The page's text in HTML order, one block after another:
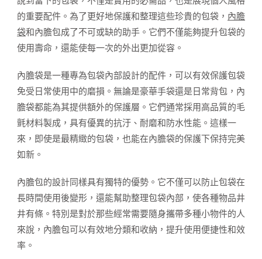
的重要配件。為了更好地保護和整理這些珍貴的包袋， 內膽
袋和內膽包成了不可或缺的助手。它們不僅能夠提升包袋的
使用壽命，還能使每一次的外出更加從容。
內膽袋是一種專為包袋內部設計的配件，可以有效保護包袋
免受日常使用中的磨損。無論是豪華手袋還是日常背包，內
膽袋都能為其提供額外的保護層。它們通常採用高品質的毛
氈材料製成，具有優異的抗汙、耐磨和防水性能。這樣一
來，即使是最精緻的包袋，也能在內膽袋的保護下保持完美
如新。
內膽包的設計同樣具有獨特的優勢。它不僅可以防止包袋在
長時間使用後變形，還能幫助整理包袋內部，使各種物品井
井有條。特別是對於那些經常需要隨身攜帶多種小物件的人
來說，內膽包可以有效地分類和收納，提升使用便捷性和效
率。